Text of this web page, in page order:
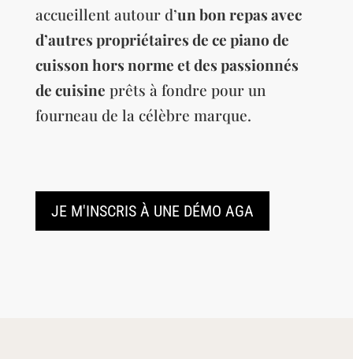
accueillent autour d’un bon repas avec
d’autres propriétaires de ce piano de
cuisson hors norme et des passionnés
de cuisine prêts à fondre pour un
fourneau de la célèbre marque.
JE M'INSCRIS À UNE DÉMO AGA